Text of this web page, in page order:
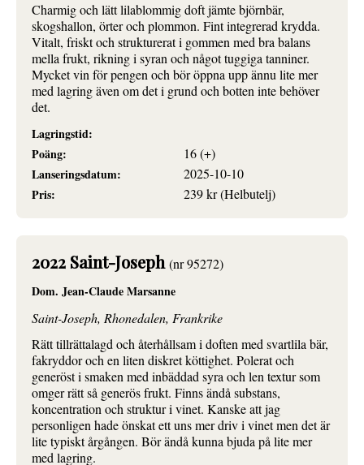
Charmig och lätt lilablommig doft jämte björnbär,
skogshallon, örter och plommon. Fint integrerad krydda.
Vitalt, friskt och strukturerat i gommen med bra balans
mella frukt, rikning i syran och något tuggiga tanniner.
Mycket vin för pengen och bör öppna upp ännu lite mer
med lagring även om det i grund och botten inte behöver
det.
Lagringstid:
Poäng:
16 (+)
Lanseringsdatum:
2025-10-10
Pris:
239 kr (Helbutelj)
2022 Saint-Joseph(nr 95272)
Dom. Jean-Claude Marsanne
Saint-Joseph, Rhonedalen, Frankrike
Rätt tillrättalagd och återhållsam i doften med svartlila bär,
fakryddor och en liten diskret köttighet. Polerat och
generöst i smaken med inbäddad syra och len textur som
omger rätt så generös frukt. Finns ändå substans,
koncentration och struktur i vinet. Kanske att jag
personligen hade önskat ett uns mer driv i vinet men det är
lite typiskt årgången. Bör ändå kunna bjuda på lite mer
med lagring.